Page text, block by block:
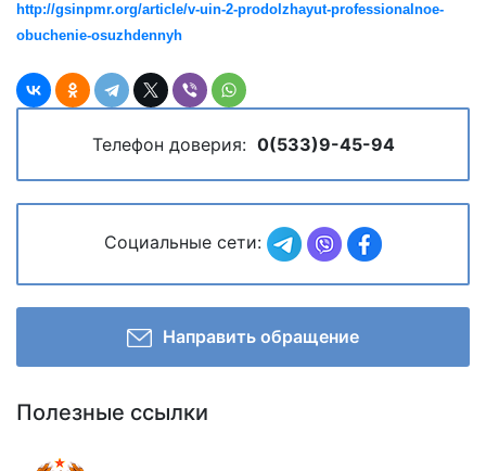
http://gsinpmr.org/article/v-uin-2-prodolzhayut-professionalnoe-
obuchenie-osuzhdennyh
Телефон доверия: 0(533)9-45-94
Социальные сети:
Направить обращение
Полезные ссылки